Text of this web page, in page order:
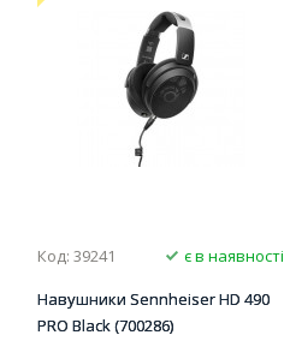
Код: 39241
є в наявності
Навушники Sennheiser HD 490
PRO Black (700286)